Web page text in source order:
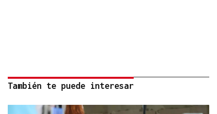
También te puede interesar